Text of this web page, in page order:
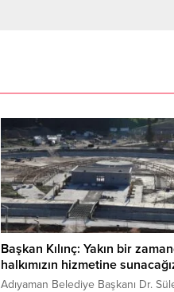
Başkan Kılınç: Yakın bir
halkımızın hizmetine
Adıyaman Belediye Başkanı Dr.